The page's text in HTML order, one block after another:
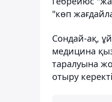
"көп
Сондай-ақ,
медицина
таралуына
отыру